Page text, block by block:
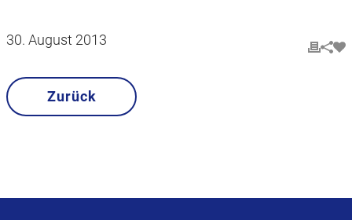
30. August 2013
Zurück